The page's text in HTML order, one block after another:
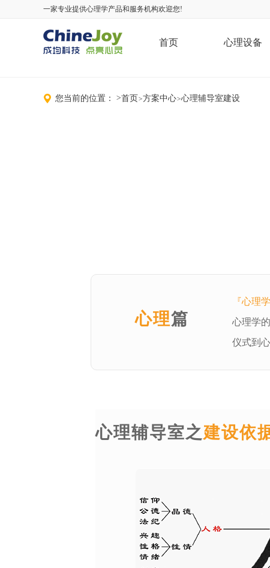
一家专业提供心理学产品和服务机构欢迎您!
首页 心理设备
您当前的位置： >首页>方案中心>心理辅导室建设
心理篇
『心理学
心理学
仪式到
心理辅导室之建设依